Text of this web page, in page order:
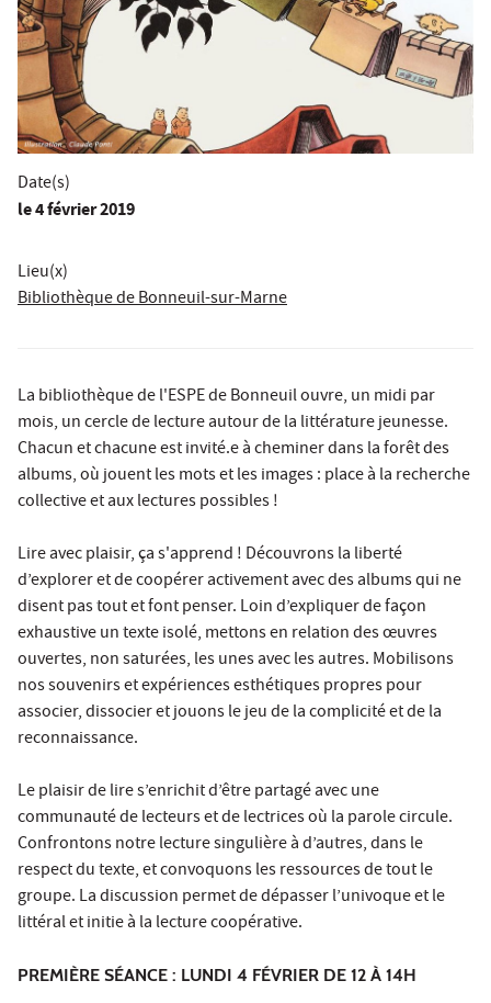
Date(s)
le4 février 2019
Lieu(x)
Bibliothèque de Bonneuil-sur-Marne
La bibliothèque de l'ESPE de Bonneuil ouvre, un midi par
mois, un cercle de lecture autour de la littérature jeunesse.
Chacun et chacune est invité.e à cheminer dans la forêt des
albums, où jouent les mots et les images : place à la recherche
collective et aux lectures possibles !
Lire avec plaisir, ça s'apprend ! Découvrons la liberté
d’explorer et de coopérer activement avec des albums qui ne
disent pas tout et font penser. Loin d’expliquer de façon
exhaustive un texte isolé, mettons en relation des œuvres
ouvertes, non saturées, les unes avec les autres. Mobilisons
nos souvenirs et expériences esthétiques propres pour
associer, dissocier et jouons le jeu de la complicité et de la
reconnaissance.
Le plaisir de lire s’enrichit d’être partagé avec une
communauté de lecteurs et de lectrices où la parole circule.
Confrontons notre lecture singulière à d’autres, dans le
respect du texte, et convoquons les ressources de tout le
groupe. La discussion permet de dépasser l’univoque et le
littéral et initie à la lecture coopérative.
PREMIÈRE SÉANCE : LUNDI 4 FÉVRIER DE 12 À 14H